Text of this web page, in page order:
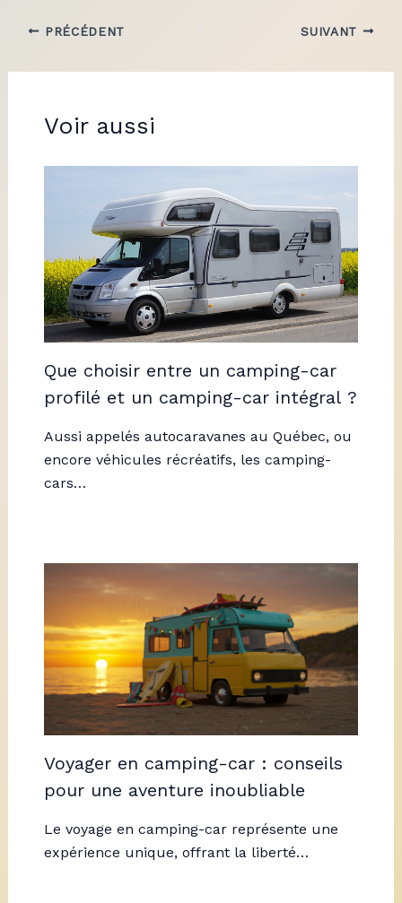
PRÉCÉDENT SUIVANT
Voir aussi
Que choisir entre un camping-car
profilé et un camping-car intégral ?
Aussi appelés autocaravanes au Québec, ou
encore véhicules récréatifs, les camping-
cars…
Voyager en camping-car : conseils
pour une aventure inoubliable
Le voyage en camping-car représente une
expérience unique, offrant la liberté…